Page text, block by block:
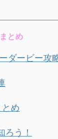
とめ
ダービー攻
め
ろう！